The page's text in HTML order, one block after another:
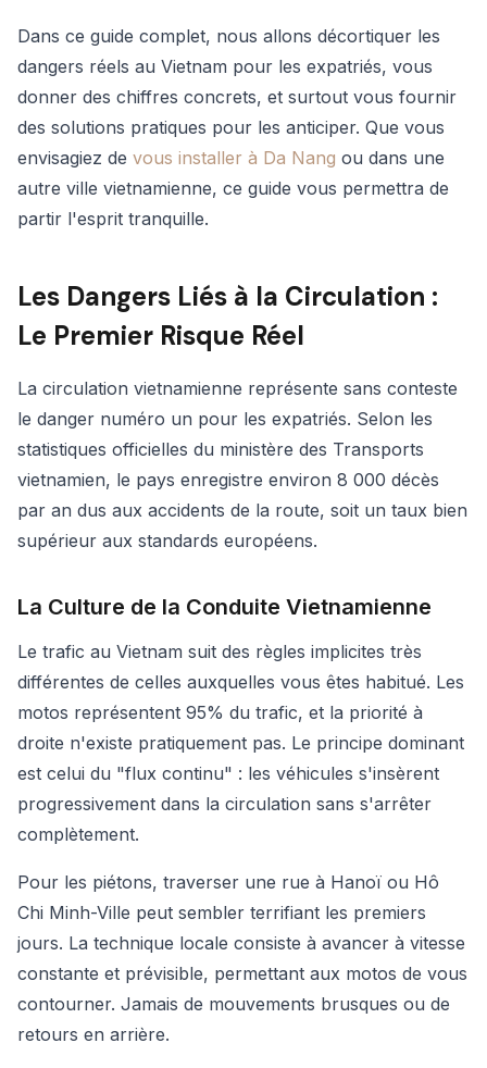
Dans ce guide complet, nous allons décortiquer les
dangers réels au Vietnam pour les expatriés, vous
donner des chiffres concrets, et surtout vous fournir
des solutions pratiques pour les anticiper. Que vous
envisagiez de vous installer à Da Nang ou dans une
autre ville vietnamienne, ce guide vous permettra de
partir l'esprit tranquille.
Les Dangers Liés à la Circulation :
Le Premier Risque Réel
La circulation vietnamienne représente sans conteste
le danger numéro un pour les expatriés. Selon les
statistiques officielles du ministère des Transports
vietnamien, le pays enregistre environ 8 000 décès
par an dus aux accidents de la route, soit un taux bien
supérieur aux standards européens.
La Culture de la Conduite Vietnamienne
Le trafic au Vietnam suit des règles implicites très
différentes de celles auxquelles vous êtes habitué. Les
motos représentent 95% du trafic, et la priorité à
droite n'existe pratiquement pas. Le principe dominant
est celui du "flux continu" : les véhicules s'insèrent
progressivement dans la circulation sans s'arrêter
complètement.
Pour les piétons, traverser une rue à Hanoï ou Hô
Chi Minh-Ville peut sembler terrifiant les premiers
jours. La technique locale consiste à avancer à vitesse
constante et prévisible, permettant aux motos de vous
contourner. Jamais de mouvements brusques ou de
retours en arrière.